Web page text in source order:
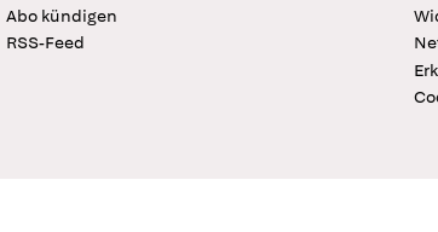
Abo kündigen
RSS-Feed